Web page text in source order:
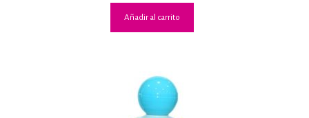
Añadir al carrito